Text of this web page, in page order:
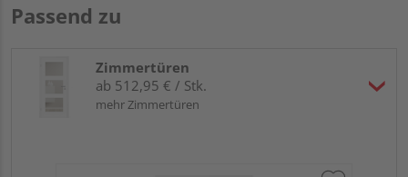
Passend zu
Zimmertüren
ab 512,95 € / Stk.
mehr Zimmertüren